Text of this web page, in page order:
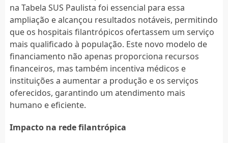
na Tabela SUS Paulista foi essencial para essa
ampliação e alcançou resultados notáveis, permitindo
que os hospitais filantrópicos ofertassem um serviço
mais qualificado à população. Este novo modelo de
financiamento não apenas proporciona recursos
financeiros, mas também incentiva médicos e
instituições a aumentar a produção e os serviços
oferecidos, garantindo um atendimento mais
humano e eficiente.
Impacto na rede filantrópica